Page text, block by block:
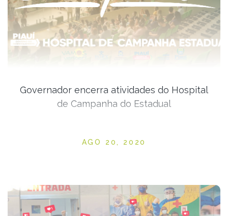
Governador encerra atividades do Hospital
de Campanha do Estadual
Posted on
AGO 20, 2020